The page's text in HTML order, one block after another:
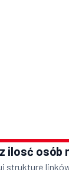
ilosć osób
strukturę